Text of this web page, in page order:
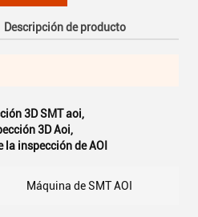
Descripción de producto
3D SMT aoi,
3D Aoi,
inspección de AOI
Máquina de SMT AOI